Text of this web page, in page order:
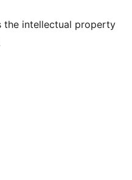
the intellectual property